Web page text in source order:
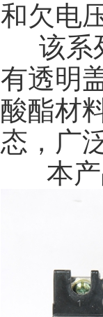
和欠电
该系
有透明
酸酯材
态，广
本产